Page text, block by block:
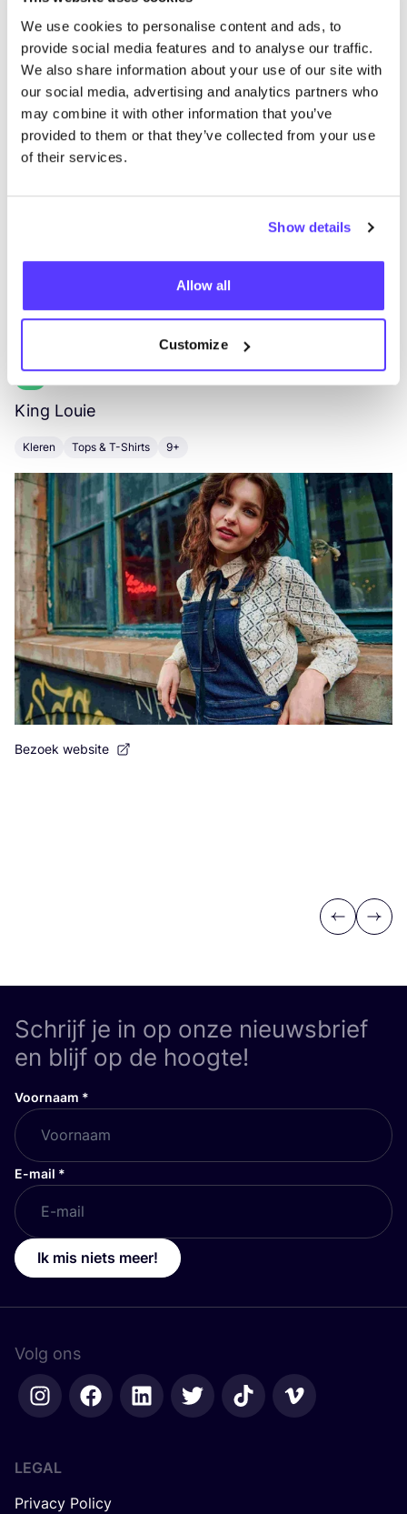
We use cookies to personalise content and ads, to
provide social media features and to analyse our traffic.
We also share information about your use of our site with
our social media, advertising and analytics partners who
may combine it with other information that you’ve
provided to them or that they’ve collected from your use
of their services.
Show details
Allow all
Customize
Aan route toevoegen Bezoek webshop
List Map
Meer merken
King Louie
Kleren Tops & T-Shirts 9+
Bezoek website
Previous
Next
Schrijf je in op onze nieuwsbrief
en blijf op de hoogte!
Voornaam *
E-mail *
Ik mis niets meer!
Volg ons
LEGAL
Privacy Policy